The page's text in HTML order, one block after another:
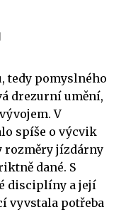
tedy pomyslného
drezurní umění,
V
spíše o výcvik
rozměry jízdárny
dané. S
disciplíny a její
vyvstala potřeba